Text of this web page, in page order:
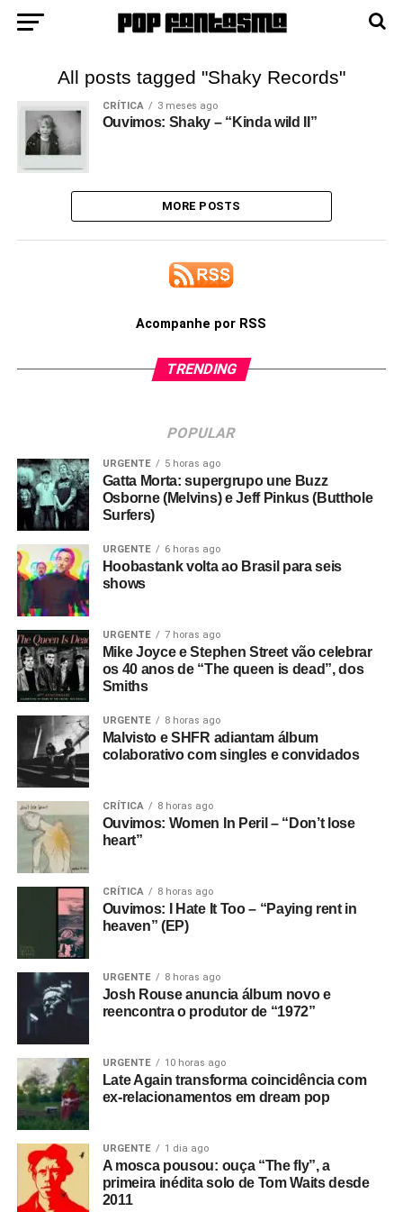
All posts tagged "Shaky Records"
CRÍTICA 3 meses ago
Ouvimos: Shaky – “Kinda wild II”
MORE POSTS
Acompanhe por RSS
TRENDING
POPULAR
URGENTE 5 horas ago
Gatta Morta: supergrupo une Buzz
Osborne (Melvins) e Jeff Pinkus (Butthole
Surfers)
URGENTE 6 horas ago
Hoobastank volta ao Brasil para seis
shows
URGENTE 7 horas ago
Mike Joyce e Stephen Street vão celebrar
os 40 anos de “The queen is dead”, dos
Smiths
URGENTE 8 horas ago
Malvisto e SHFR adiantam álbum
colaborativo com singles e convidados
CRÍTICA 8 horas ago
Ouvimos: Women In Peril – “Don’t lose
heart”
CRÍTICA 8 horas ago
Ouvimos: I Hate It Too – “Paying rent in
heaven” (EP)
URGENTE 8 horas ago
Josh Rouse anuncia álbum novo e
reencontra o produtor de “1972”
URGENTE 10 horas ago
Late Again transforma coincidência com
ex-relacionamentos em dream pop
URGENTE 1 dia ago
A mosca pousou: ouça “The fly”, a
primeira inédita solo de Tom Waits desde
2011